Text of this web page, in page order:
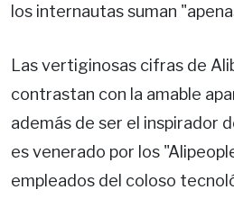
los internautas suman
Las vertiginosas cifras de
contrastan con la amable
además de ser el inspirador
es venerado por los
empleados del coloso